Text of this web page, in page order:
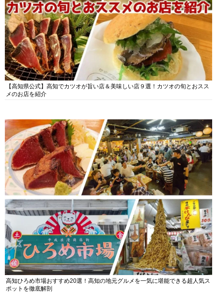
【高知県公式】高知でカツオが旨い店＆美味しい店９選！カツオの旬とおスス
メのお店を紹介
高知ひろめ市場おすすめ20選！高知の地元グルメを一気に堪能できる超人気ス
ポットを徹底解剖